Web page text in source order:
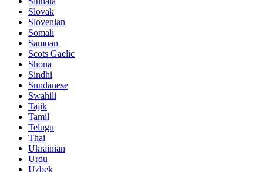
Slovak
Slovenian
Somali
Samoan
Scots Gaelic
Shona
Sindhi
Sundanese
Swahili
Tajik
Tamil
Telugu
Thai
Ukrainian
Urdu
Uzbek